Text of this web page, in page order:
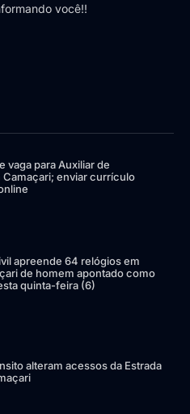
você!!
vaga para Auxiliar de
Camaçari; enviar currículo
apreende 64 relógios em
de homem apontado como
quinta-feira (6)
alteram acessos da Estrada